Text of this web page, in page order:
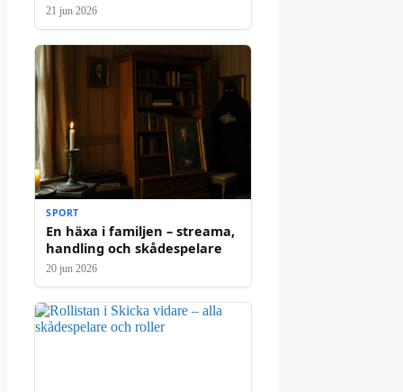
21 jun 2026
SPORT
En häxa i familjen – streama,
handling och skådespelare
20 jun 2026